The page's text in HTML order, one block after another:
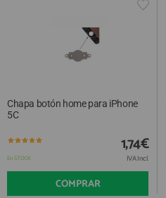
Chapa botón home para iPhone
5C
En STOCK
1,74€
IVA Incl.
COMPRAR